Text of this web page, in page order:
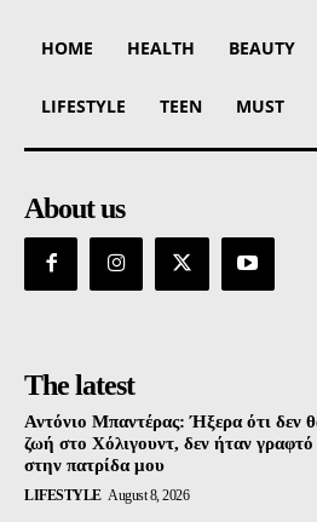
HOME HEALTH BEAUTY
LIFESTYLE TEEN MUST
About us
The latest
Αντόνιο Μπαντέρας: Ήξερα ότι δεν
ζωή στο Χόλιγουντ, δεν ήταν γραφτό
στην πατρίδα μου
LIFESTYLE August 8, 2026